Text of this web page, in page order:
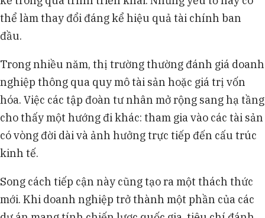
thể làm thay đổi đáng kể hiệu quả tài chính ban
đầu.
Trong nhiều năm, thị trường thường đánh giá doanh
nghiệp thông qua quy mô tài sản hoặc giá trị vốn
hóa. Việc các tập đoàn tư nhân mở rộng sang hạ tầng
cho thấy một hướng đi khác: tham gia vào các tài sản
có vòng đời dài và ảnh hưởng trực tiếp đến cấu trúc
kinh tế.
Song cách tiếp cận này cũng tạo ra một thách thức
mới. Khi doanh nghiệp trở thành một phần của các